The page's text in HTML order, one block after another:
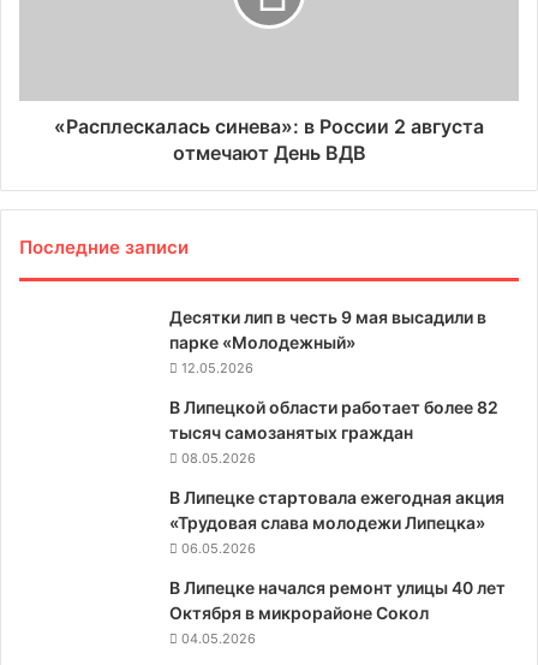
«Расплескалась синева»: в России 2 августа
отмечают День ВДВ
Последние записи
Десятки лип в честь 9 мая высадили в
парке «Молодежный»
12.05.2026
В Липецкой области работает более 82
тысяч самозанятых граждан
08.05.2026
В Липецке стартовала ежегодная акция
«Трудовая слава молодежи Липецка»
06.05.2026
В Липецке начался ремонт улицы 40 лет
Октября в микрорайоне Сокол
04.05.2026